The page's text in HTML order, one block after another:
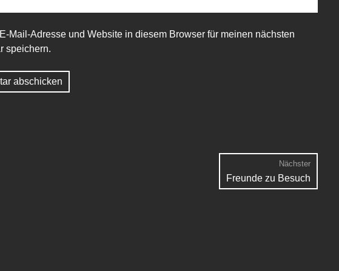
Mail-Adresse und Website in diesem Browser für meinen nächsten
speichern.
Nächster
Beitrag:
Freunde zu Besuch